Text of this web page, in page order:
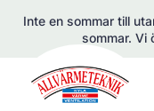
Inte en sommar till
sommar. Vi